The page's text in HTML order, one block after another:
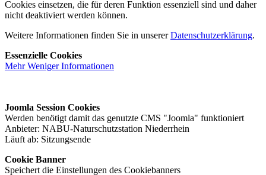
Cookies einsetzen, die für deren Funktion essenziell sind und daher
nicht deaktiviert werden können.
Weitere Informationen finden Sie in unsererDatenschutzerklärung.
Essenzielle Cookies
Mehr WenigerInformationen
Joomla Session Cookies
Werden benötigt damit das genutzte CMS "Joomla" funktioniert
Anbieter: NABU-Naturschutzstation Niederrhein
Läuft ab: Sitzungsende
Cookie Banner
Speichert die Einstellungen des Cookiebanners